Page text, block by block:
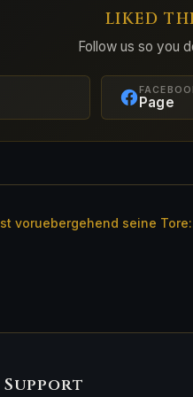
LIKED
Follow us so you
Page
voruebergehend seine
Support